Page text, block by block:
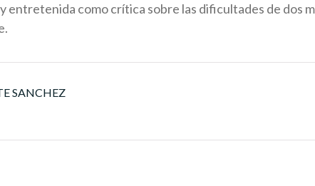
entretenida como crítica sobre las dificultades de dos
SANCHEZ